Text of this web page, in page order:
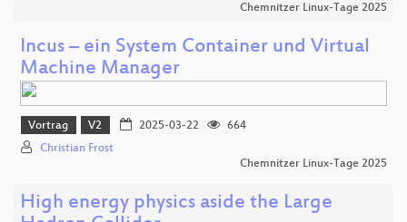
Chemnitzer Linux-Tage 2025
Incus – ein System Container und Virtual
Machine Manager
Vortrag V2 2025-03-22
664
Christian Frost
Chemnitzer Linux-Tage 2025
High energy physics aside the Large